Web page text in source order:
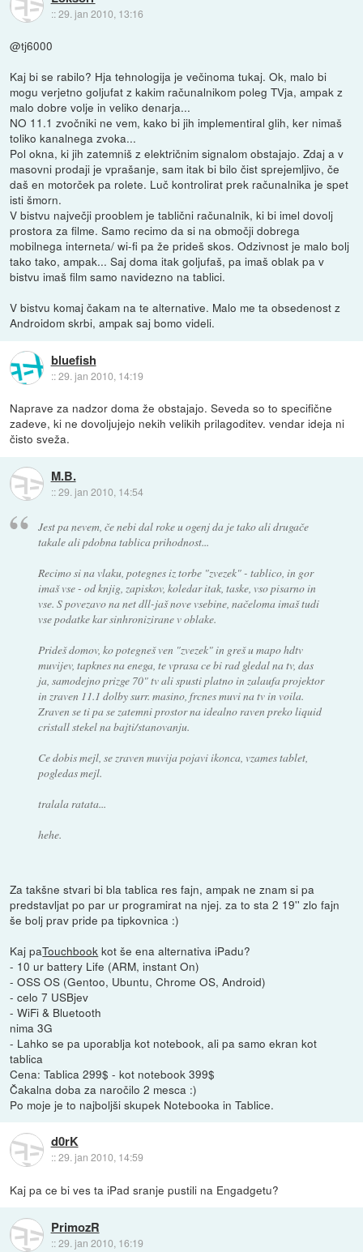
::29. jan 2010, 13:16
@tj6000
Kaj bi se rabilo? Hja tehnologija je večinoma tukaj. Ok, malo bi
mogu verjetno goljufat z kakim računalnikom poleg TVja, ampak z
malo dobre volje in veliko denarja...
NO 11.1 zvočniki ne vem, kako bi jih implementiral glih, ker nimaš
toliko kanalnega zvoka...
Pol okna, ki jih zatemniš z električnim signalom obstajajo. Zdaj a v
masovni prodaji je vprašanje, sam itak bi bilo čist sprejemljivo, če
daš en motorček pa rolete. Luč kontrolirat prek računalnika je spet
isti šmorn.
V bistvu največji prooblem je tablični računalnik, ki bi imel dovolj
prostora za filme. Samo recimo da si na območji dobrega
mobilnega interneta/ wi-fi pa že prideš skos. Odzivnost je malo bolj
tako tako, ampak... Saj doma itak goljufaš, pa imaš oblak pa v
bistvu imaš film samo navidezno na tablici.
V bistvu komaj čakam na te alternative. Malo me ta obsedenost z
Androidom skrbi, ampak saj bomo videli.
bluefish
::29. jan 2010, 14:19
Naprave za nadzor doma že obstajajo. Seveda so to specifične
zadeve, ki ne dovoljujejo nekih velikih prilagoditev. vendar ideja ni
čisto sveža.
M.B.
::29. jan 2010, 14:54
Jest pa nevem, če nebi dal roke u ogenj da je tako ali drugače
takale ali pdobna tablica prihodnost...
Recimo si na vlaku, potegnes iz torbe "zvezek" - tablico, in gor
imaš vse - od knjig, zapiskov, koledar itak, taske, vso pisarno in
vse. S povezavo na net dll-jaš nove vsebine, načeloma imaš tudi
vse podatke kar sinhronizirane v oblake.
Prideš domov, ko potegneš ven "zvezek" in greš u mapo hdtv
muvijev, tapknes na enega, te vprasa ce bi rad gledal na tv, das
ja, samodejno prizge 70" tv ali spusti platno in zalaufa projektor
in zraven 11.1 dolby surr. masino, frcnes muvi na tv in voila.
Zraven se ti pa se zatemni prostor na idealno raven preko liquid
cristall stekel na bajti/stanovanju.
Ce dobis mejl, se zraven muvija pojavi ikonca, vzames tablet,
pogledas mejl.
tralala ratata...
hehe.
Za takšne stvari bi bla tablica res fajn, ampak ne znam si pa
predstavljat po par ur programirat na njej. za to sta 2 19'' zlo fajn
še bolj prav pride pa tipkovnica :)
Kaj paTouchbook kot še ena alternativa iPadu?
- 10 ur battery Life (ARM, instant On)
- OSS OS (Gentoo, Ubuntu, Chrome OS, Android)
- celo 7 USBjev
- WiFi & Bluetooth
nima 3G
- Lahko se pa uporablja kot notebook, ali pa samo ekran kot
tablica
Cena: Tablica 299$ - kot notebook 399$
Čakalna doba za naročilo 2 mesca :)
Po moje je to najboljši skupek Notebooka in Tablice.
d0rK
::29. jan 2010, 14:59
Kaj pa ce bi ves ta iPad sranje pustili na Engadgetu?
PrimozR
::29. jan 2010, 16:19